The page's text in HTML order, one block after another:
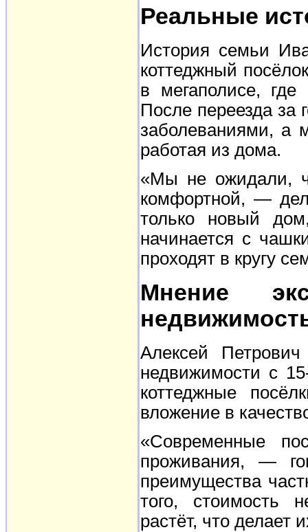
Реальные
История семьи
коттеджный
в мегаполисе,
После переезда за
заболеваниями, а
работая из дома.
«Мы не ожидали,
комфортной, —
только новый
начинается с
проходят в кругу
Мнение
Алексей
недвижимости с
коттеджные
вложение в
«Современные
проживания, —
преимущества
того, стоимость
растёт, что делает